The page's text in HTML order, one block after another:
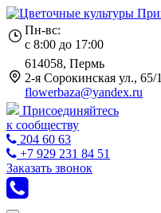
Пн-вс:
с 8:00 до 17:00
614058, Пермь
2-я Сорокинская ул., 65/1
flowerbaza@yandex.ru
Присоединяйтесь
к сообществу
204 60 63
+7 929 231 84 51
Заказать звонок